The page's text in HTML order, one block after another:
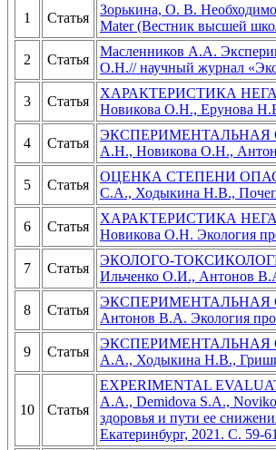
1 Статья
Зорькина, О. В.
Mater (Вестник высшей
2 Статья
Масленников А.А.
О.Н.// научный журнал
3 Статья
ХАРАКТЕРИСТИКА
Новикова О.Н., Ерунова
4 Статья
ЭКСПЕРИМЕНТАЛЬНАЯ
А.Н., Новикова О.Н.,
5 Статья
ОЦЕНКА СТЕПЕНИ
С.А., Ходыкина Н.В.,
6 Статья
ХАРАКТЕРИСТИКА
Новикова О.Н. Экология
7 Статья
ЭКОЛОГО-
Ильченко О.И., Антонов
8 Статья
ЭКСПЕРИМЕНТАЛЬНАЯ
Антонов В.А. Экология
9 Статья
ЭКСПЕРИМЕНТАЛЬНАЯ
А.А., Ходыкина Н.В.,
10 Статья
EXPERIMENTAL
A.A., Demidova S.A.,
здоровья и пути ее
Екатеринбург, 2021. С. 59-